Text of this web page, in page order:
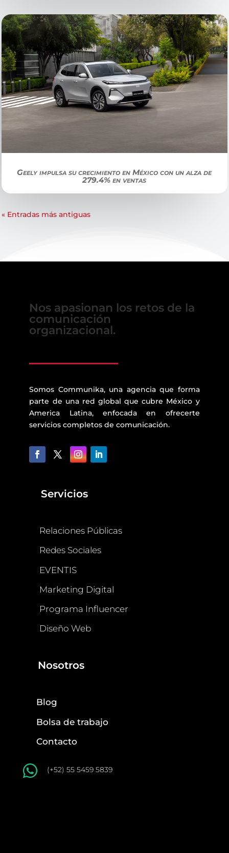
Geely impulsa su crecimiento en México con un alza de
279.4% en ventas
« Entradas más antiguas
Nos apasionan los retos de la
comunicación
organizacional.
Somos Communika, una agencia que forma
parte de una red global que cubre México y
America Latina, enfocada en ofrecerte
servicios completos de comunicación.
Servicios
Relaciones Públicas
Redes Sociales
EVENTIS
Marketing Digital
Programa Influencer
Diseño Web
Nosotros
Blog
Bolsa de trabajo
Contacto
 (+52) 55 5459 5839